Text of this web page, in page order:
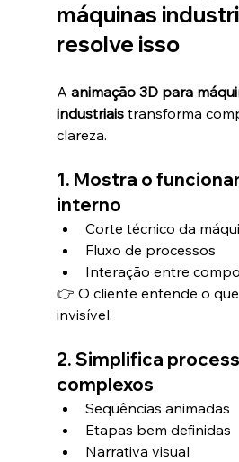
máquinas
resolve isso
A animação 3D para
industriais transforma
clareza.
1. Mostra o
interno
Corte técnico da
Fluxo de processos
Interação entre
👉 O cliente entende o
invisível.
2. Simplifica
complexos
Sequências animadas
Etapas bem definidas
Narrativa visual